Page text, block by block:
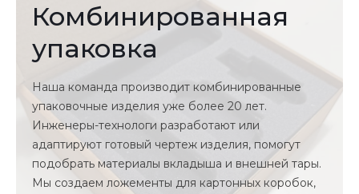
Комбинированная
упаковка
Наша команда производит комбинированные
упаковочные изделия уже более 20 лет.
Инженеры-технологи разработают или
адаптируют готовый чертеж изделия, помогут
подобрать материалы вкладыша и внешней тары.
Мы создаем ложементы для картонных коробок,